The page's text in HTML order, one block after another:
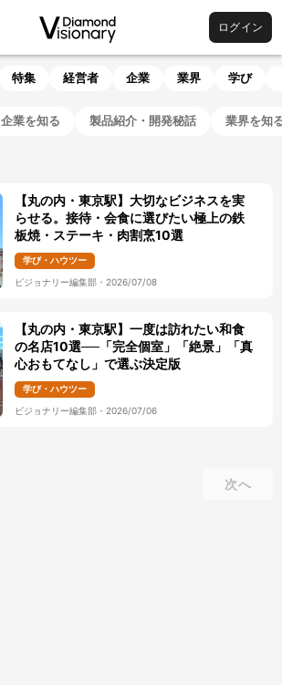
ログイン
特集 経営者 企業 業界 学び
企業を知る 製品紹介・開発秘話 業界を知
【丸の内・東京駅】大切なビジネスを実
らせる。接待・会食に選びたい極上の鉄
板焼・ステーキ・肉割烹10選
学び・ハウツー
ビジョナリー編集部・ 2026/07/08
【丸の内・東京駅】一度は訪れたい和食
の名店10選──「完全個室」「絶景」「真
心おもてなし」で選ぶ決定版
学び・ハウツー
ビジョナリー編集部・ 2026/07/06
次へ